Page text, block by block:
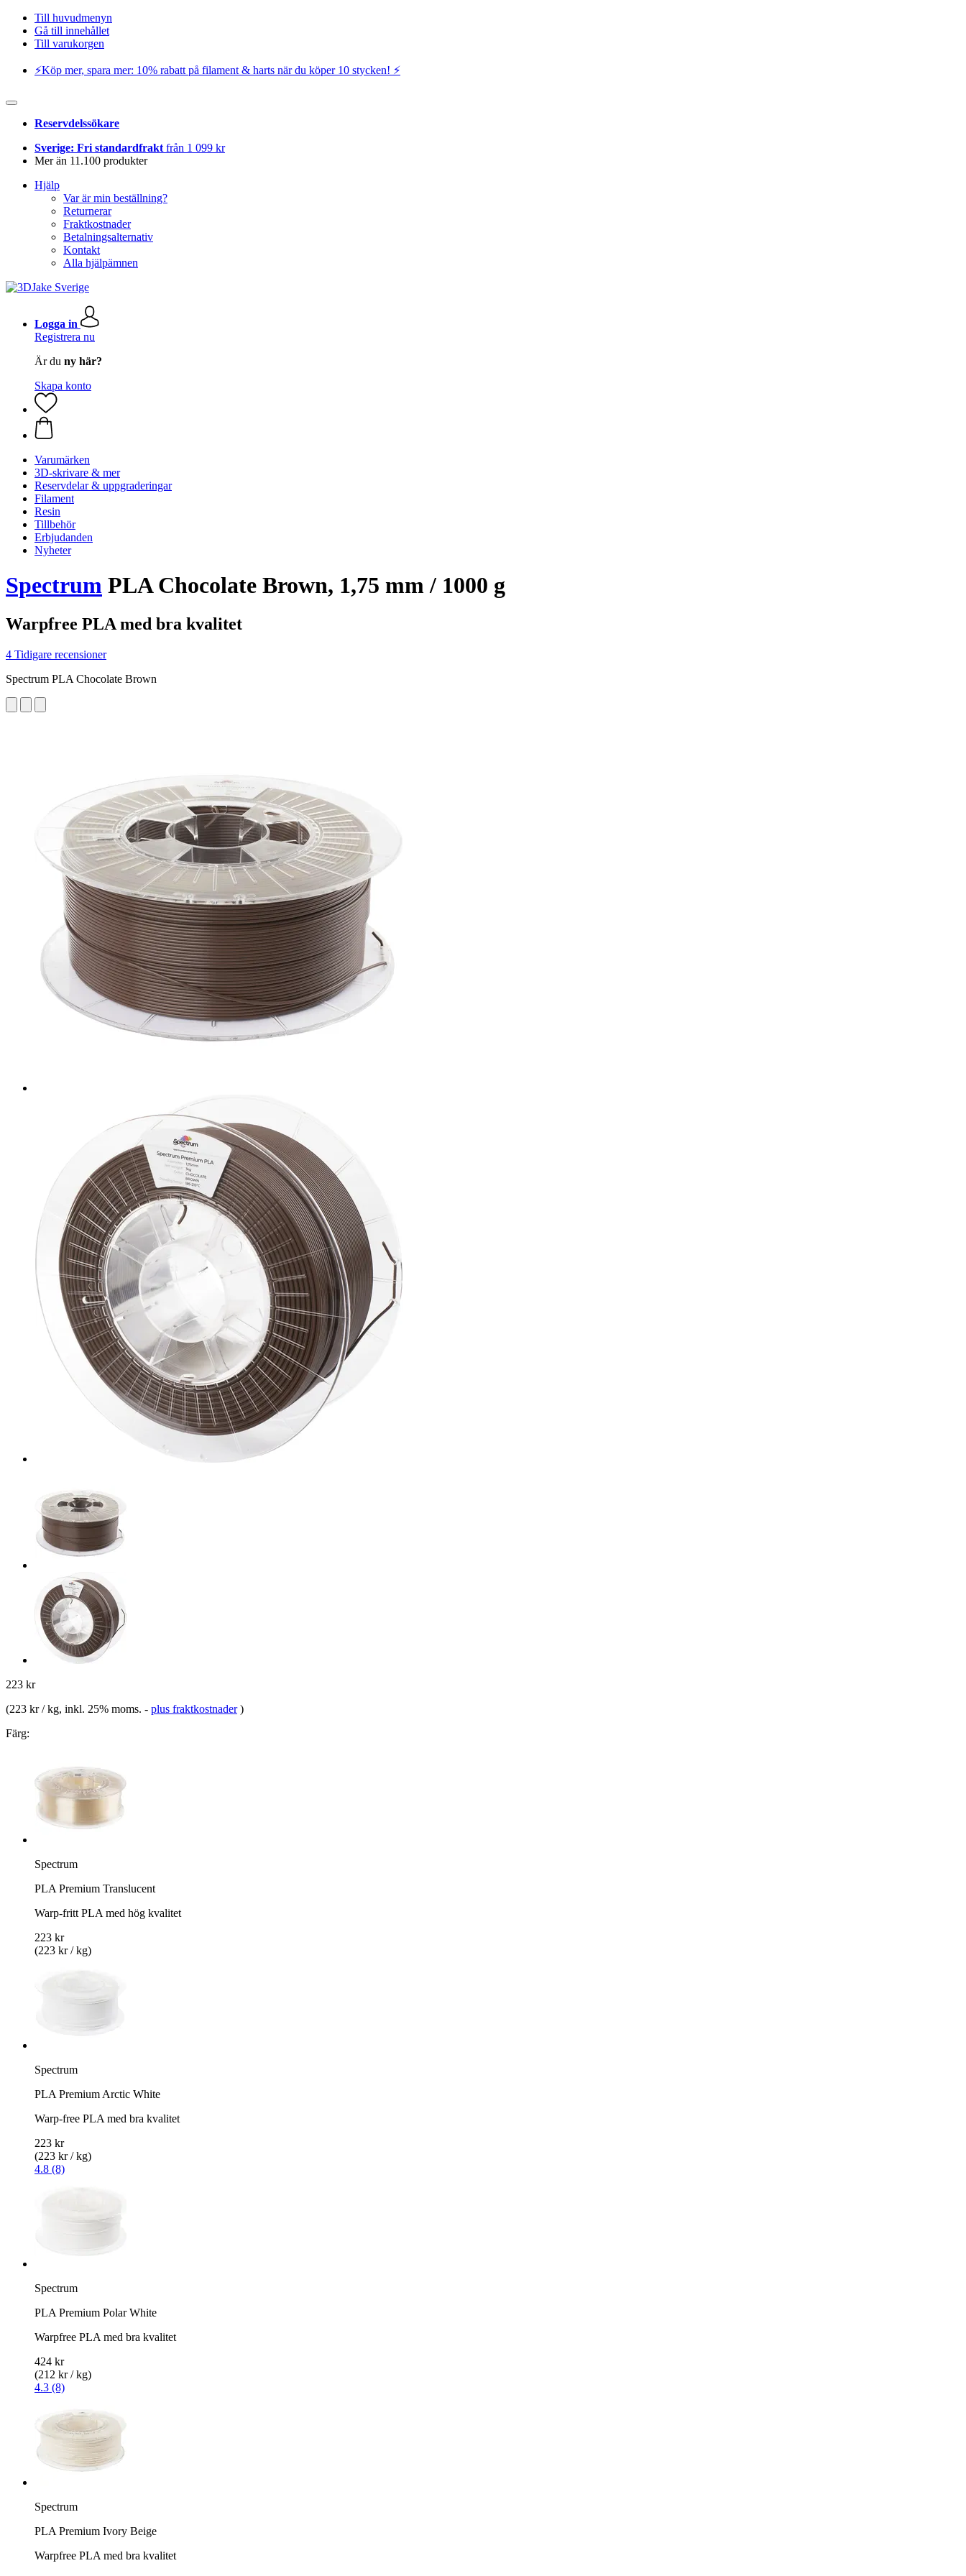
Till huvudmenyn
Gå till innehållet
Till varukorgen
⚡️Köp mer, spara mer: 10% rabatt på filament & harts när du köper 10 stycken! ⚡️
Reservdelssökare
Sverige: Fri standardfrakt från 1 099 kr
Mer än 11.100 produkter
Hjälp
Var är min beställning?
Returnerar
Fraktkostnader
Betalningsalternativ
Kontakt
Alla hjälpämnen
Logga in
Registrera nu
Är du ny här?
Skapa konto
Varumärken
3D-skrivare & mer
Reservdelar & uppgraderingar
Filament
Resin
Tillbehör
Erbjudanden
Nyheter
Spectrum PLA Chocolate Brown, 1,75 mm / 1000 g
Warpfree PLA med bra kvalitet
4 Tidigare recensioner
Spectrum PLA Chocolate Brown
223 kr
(223 kr / kg, inkl. 25% moms. - plus fraktkostnader )
Färg:
Spectrum
PLA Premium Translucent
Warp-fritt PLA med hög kvalitet
223 kr
(223 kr / kg)
Spectrum
PLA Premium Arctic White
Warp-free PLA med bra kvalitet
223 kr
(223 kr / kg)
4.8 (8)
Spectrum
PLA Premium Polar White
Warpfree PLA med bra kvalitet
424 kr
(212 kr / kg)
4.3 (8)
Spectrum
PLA Premium Ivory Beige
Warpfree PLA med bra kvalitet